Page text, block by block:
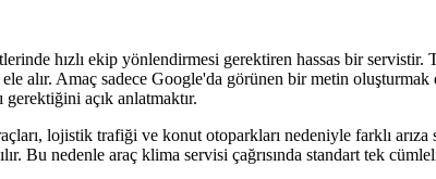
hızlı ekip yönlendirmesi gerektiren hassas bir
alır. Amaç sadece Google'da görünen bir metin
gerektiğini açık anlatmaktır.
lojistik trafiği ve konut otoparkları nedeniyle farklı arıza
Bu nedenle araç klima servisi çağrısında standart tek